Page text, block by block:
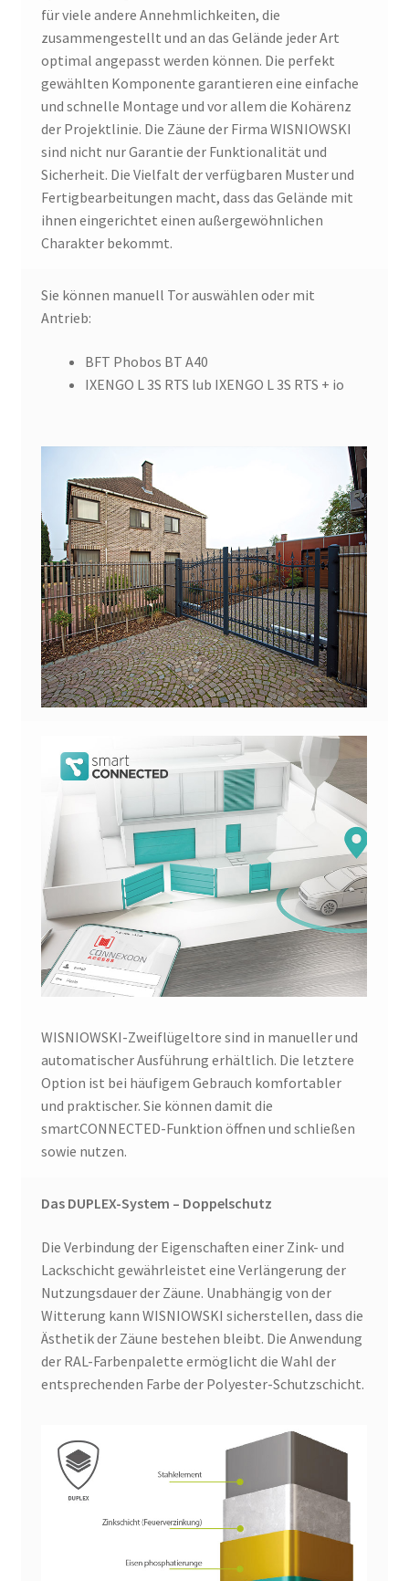
für viele andere Annehmlichkeiten, die
zusammengestellt und an das Gelände jeder Art
optimal angepasst werden können. Die perfekt
gewählten Komponente garantieren eine einfache
und schnelle Montage und vor allem die Kohärenz
der Projektlinie. Die Zäune der Firma WISNIOWSKI
sind nicht nur Garantie der Funktionalität und
Sicherheit. Die Vielfalt der verfügbaren Muster und
Fertigbearbeitungen macht, dass das Gelände mit
ihnen eingerichtet einen außergewöhnlichen
Charakter bekommt.
Sie können manuell Tor auswählen oder mit
Antrieb:
BFT Phobos BT A40
IXENGO L 3S RTS lub IXENGO L 3S RTS + io
WISNIOWSKI-Zweiflügeltore sind in manueller und
automatischer Ausführung erhältlich. Die letztere
Option ist bei häufigem Gebrauch komfortabler
und praktischer. Sie können damit die
smartCONNECTED-Funktion öffnen und schließen
sowie nutzen.
Das DUPLEX-System – Doppelschutz
Die Verbindung der Eigenschaften einer Zink- und
Lackschicht gewährleistet eine Verlängerung der
Nutzungsdauer der Zäune. Unabhängig von der
Witterung kann WISNIOWSKI sicherstellen, dass die
Ästhetik der Zäune bestehen bleibt. Die Anwendung
der RAL-Farbenpalette ermöglicht die Wahl der
entsprechenden Farbe der Polyester-Schutzschicht.